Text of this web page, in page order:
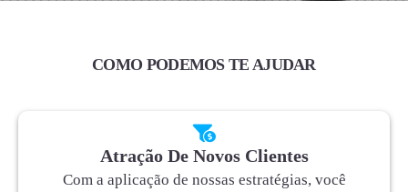
COMO PODEMOS TE AJUDAR
Atração De Novos Clientes
Com a aplicação de nossas estratégias, você